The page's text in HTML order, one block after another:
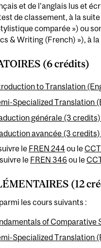
et de l’anglais lus et
de classement, à la
comparée ») ou
& Writing (French) »), à la
(6 crédits)
to Translation
Specialized Translation
générale (3 credits)
avancée (3
le FREN 244 ou le
le FREN 346ou le
(12
les cours suivants :
of
Specialized Translation